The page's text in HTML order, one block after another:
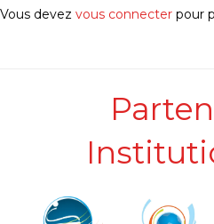
Vous devez vous connecter pour